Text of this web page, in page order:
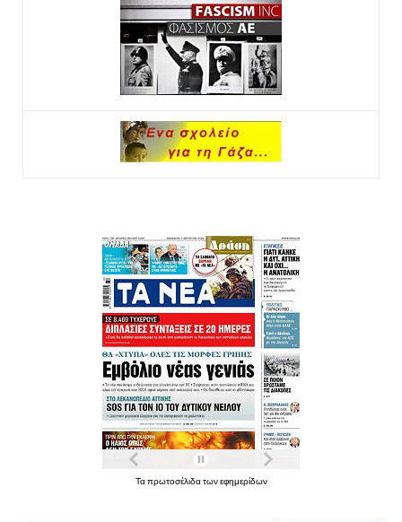
Τα πρωτοσέλιδα των εφημερίδων